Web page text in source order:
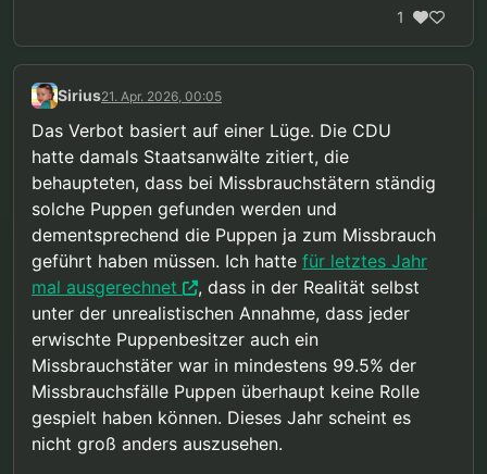
1
Sirius21. Apr. 2026, 00:05
Das Verbot basiert auf einer Lüge. Die CDU
hatte damals Staatsanwälte zitiert, die
behaupteten, dass bei Missbrauchstätern ständig
solche Puppen gefunden werden und
dementsprechend die Puppen ja zum Missbrauch
geführt haben müssen. Ich hatte für letztes Jahr
mal ausgerechnet
, dass in der Realität selbst
unter der unrealistischen Annahme, dass jeder
erwischte Puppenbesitzer auch ein
Missbrauchstäter war in mindestens 99.5% der
Missbrauchsfälle Puppen überhaupt keine Rolle
gespielt haben können. Dieses Jahr scheint es
nicht groß anders auszusehen.